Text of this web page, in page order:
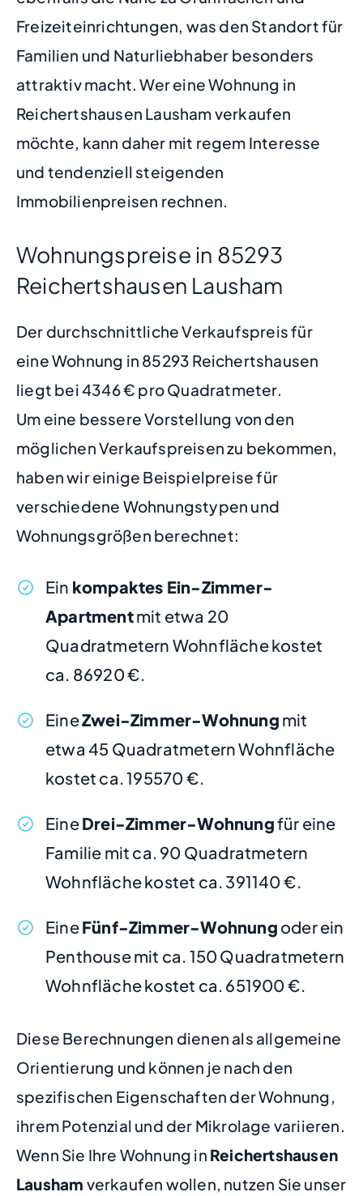
Freizeiteinrichtungen, was den Standort für
Familien und Naturliebhaber besonders
attraktiv macht. Wer eine Wohnung in
Reichertshausen Lausham verkaufen
möchte, kann daher mit regem Interesse
und tendenziell steigenden
Immobilienpreisen rechnen.
Wohnungspreise in 85293
Reichertshausen Lausham
Der durchschnittliche Verkaufspreis für
eine Wohnung in 85293 Reichertshausen
liegt bei 4346 € pro Quadratmeter.
Um eine bessere Vorstellung von den
möglichen Verkaufspreisen zu bekommen,
haben wir einige Beispielpreise für
verschiedene Wohnungstypen und
Wohnungsgrößen berechnet:
Ein kompaktes Ein-Zimmer-
Apartmentmit etwa 20
Quadratmetern Wohnfläche kostet
ca. 86920 €.
EineZwei-Zimmer-Wohnung mit
etwa 45 Quadratmetern Wohnfläche
kostet ca. 195570 €.
EineDrei-Zimmer-Wohnungfür eine
Familie mit ca. 90 Quadratmetern
Wohnfläche kostet ca. 391140 €.
EineFünf-Zimmer-Wohnung oder ein
Penthouse mit ca. 150 Quadratmetern
Wohnfläche kostet ca. 651900 €.
Diese Berechnungen dienen als allgemeine
Orientierung und können je nach den
spezifischen Eigenschaften der Wohnung,
ihrem Potenzial und der Mikrolage variieren.
Wenn Sie Ihre Wohnung in Reichertshausen
Lausham verkaufen wollen, nutzen Sie unser